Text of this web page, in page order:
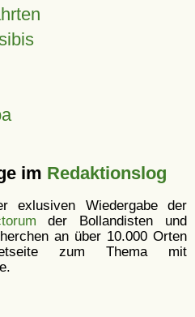
im Redaktionslog
exlusiven Wiedergabe der
der Bollandisten und
an über 10.000 Orten
zum Thema mit